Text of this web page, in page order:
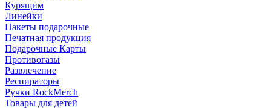
Курящим
Линейки
Пакеты подарочные
Печатная продукция
Подарочные Карты
Противогазы
Развлечение
Респираторы
Ручки RockMerch
Товары для детей